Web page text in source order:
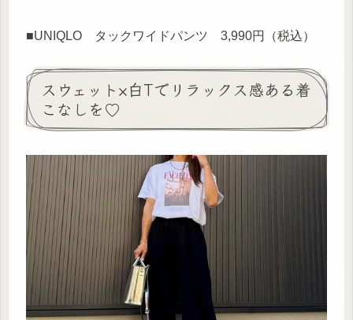
■UNIQLO タックワイドパンツ 3,990円（税込）
スウェット×白Tでリラックス感ある着
こなしを♡